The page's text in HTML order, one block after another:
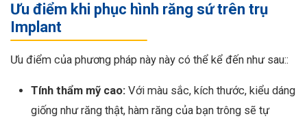
Ưu điểm khi phục hình răng sứ trên trụ
Implant
Ưu điểm của phương pháp này này có thể kể đến như sau::
Tính thẩm mỹ cao: Với màu sắc, kích thước, kiểu dáng
giống như răng thật, hàm răng của bạn trông sẽ tự